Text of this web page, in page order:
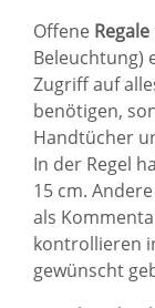
Offene Regale
Beleuchtung)
Zugriff auf
benötigen,
Handtücher
In der Regel
15 cm.
als
kontrollieren
gewünscht